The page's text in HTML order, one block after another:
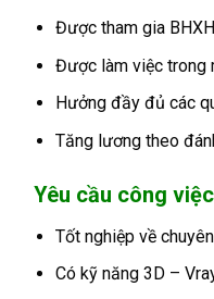
Được tham gia
Được làm việc trong
Hưởng đầy đủ các
Tăng lương theo
Yêu cầu công việc
Tốt nghiệp về
Có kỹ năng 3D –